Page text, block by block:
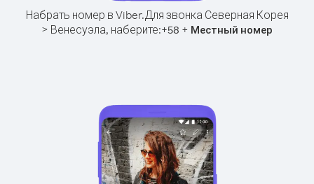
Набрать номер в Viber.Для звонка Северная Корея
> Венесуэла, наберите:+58 + Местный номер